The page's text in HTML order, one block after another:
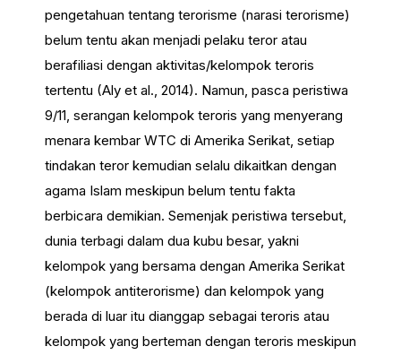
pengetahuan tentang terorisme (narasi terorisme)
belum tentu akan menjadi pelaku teror atau
berafiliasi dengan aktivitas/kelompok teroris
tertentu (Aly et al., 2014). Namun, pasca peristiwa
9/11, serangan kelompok teroris yang menyerang
menara kembar WTC di Amerika Serikat, setiap
tindakan teror kemudian selalu dikaitkan dengan
agama Islam meskipun belum tentu fakta
berbicara demikian. Semenjak peristiwa tersebut,
dunia terbagi dalam dua kubu besar, yakni
kelompok yang bersama dengan Amerika Serikat
(kelompok antiterorisme) dan kelompok yang
berada di luar itu dianggap sebagai teroris atau
kelompok yang berteman dengan teroris meskipun